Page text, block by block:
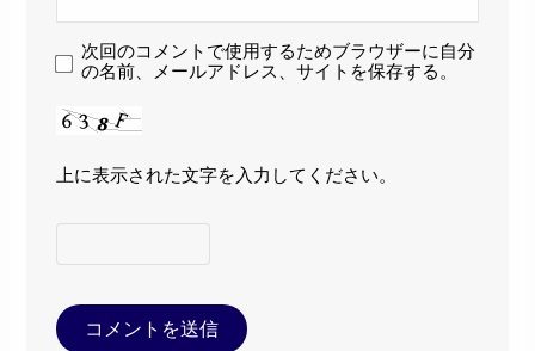
次回のコメントで使用するためブラウザーに自分
の名前、メールアドレス、サイトを保存する。
上に表示された文字を入力してください。